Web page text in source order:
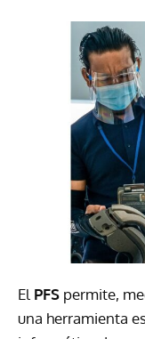
El PFS permite,
una herramienta